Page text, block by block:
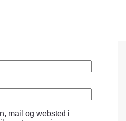
mail og websted i